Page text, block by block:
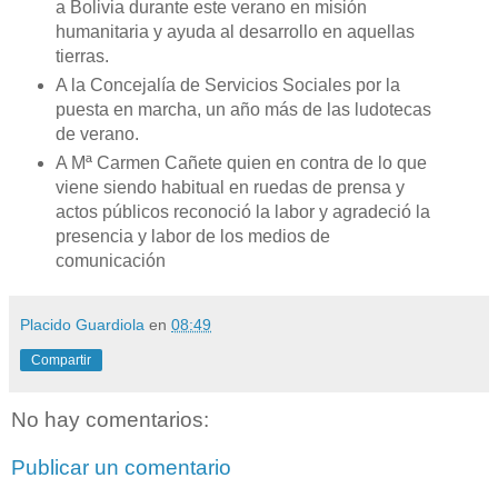
a Bolivia durante este verano en misión
humanitaria y ayuda al desarrollo en aquellas
tierras.
A la Concejalía de Servicios Sociales por la
puesta en marcha, un año más de las ludotecas
de verano.
A Mª Carmen Cañete quien en contra de lo que
viene siendo habitual en ruedas de prensa y
actos públicos reconoció la labor y agradeció la
presencia y labor de los medios de
comunicación
Placido Guardiola en 08:49
Compartir
No hay comentarios:
Publicar un comentario